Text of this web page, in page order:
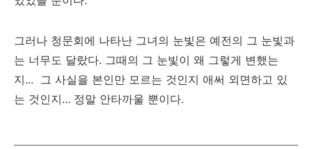
그러나 청문회에 나타난 그녀의 눈빛은 예전의 그 눈빛과
는 너무도 달랐다. 그때의 그 눈빛이 왜 그렇게 변했는
지... 그 사실을 본인만 모르는 것인지 애써 외면하고 있
는 것인지... 정말 안타까울 뿐이다.